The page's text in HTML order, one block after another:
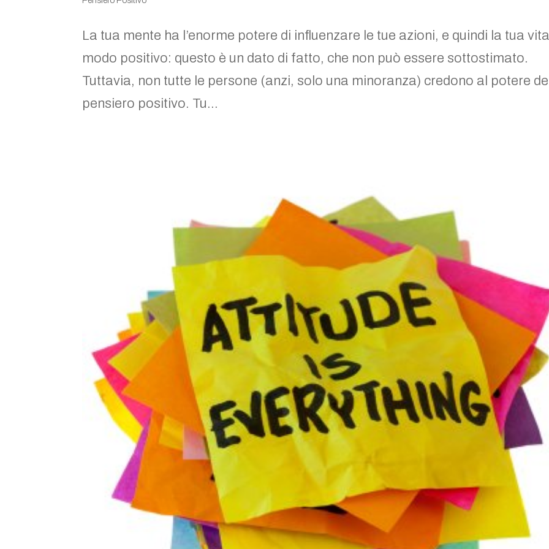
La tua mente ha l’enorme potere di influenzare le tue azioni, e quindi la tua
modo positivo: questo è un dato di fatto, che non può essere sottostimato.
Tuttavia, non tutte le persone (anzi, solo una minoranza) credono al potere del
pensiero positivo. Tu...